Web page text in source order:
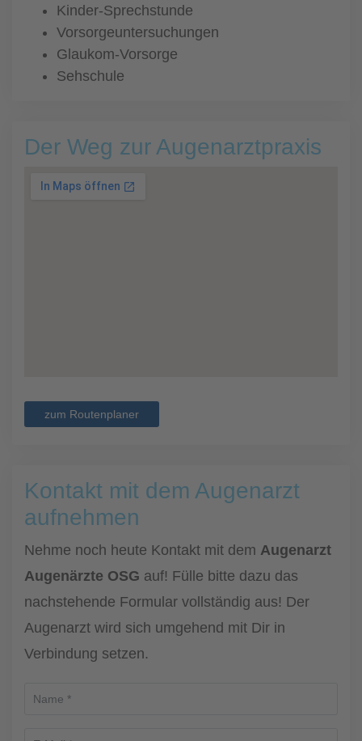
Kinder-Sprechstunde
Vorsorgeuntersuchungen
Glaukom-Vorsorge
Sehschule
Der Weg zur Augenarztpraxis
zum Routenplaner
Kontakt mit dem Augenarzt
aufnehmen
Nehme noch heute Kontakt mit dem Augenarzt
Augenärzte OSG auf! Fülle bitte dazu das
nachstehende Formular vollständig aus! Der
Augenarzt wird sich umgehend mit Dir in
Verbindung setzen.